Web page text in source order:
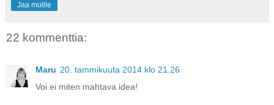
Jaa muille
22 kommenttia:
Maru 20. tammikuuta 2014 klo 21.26
Voi ei miten mahtava idea!